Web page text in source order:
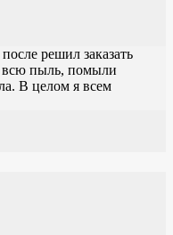
решил заказать
всю пыль, помыли
В целом я всем